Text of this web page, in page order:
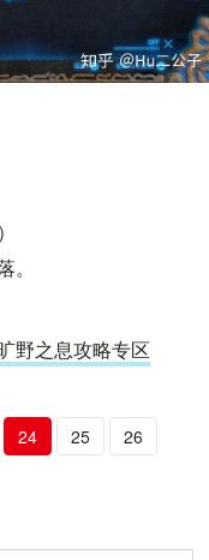
野之息攻略专区
24 25
26